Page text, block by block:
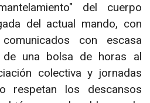
del cuerpo
del actual mando, con
con escasa
de una bolsa de horas al
colectiva y jornadas
respetan los descansos